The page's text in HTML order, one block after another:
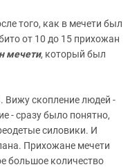
того, как в мечети был
от 10 до 15 прихожан
мечети, который был
Вижу скопление людей -
- сразу было понятно,
силовики. И
Прихожане мечети
большое количество